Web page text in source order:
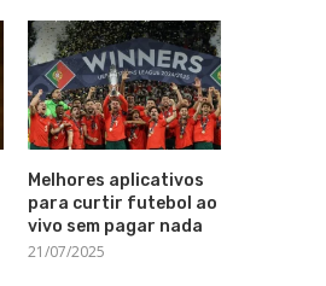
Melhores aplicativos
para curtir futebol ao
vivo sem pagar nada
21/07/2025